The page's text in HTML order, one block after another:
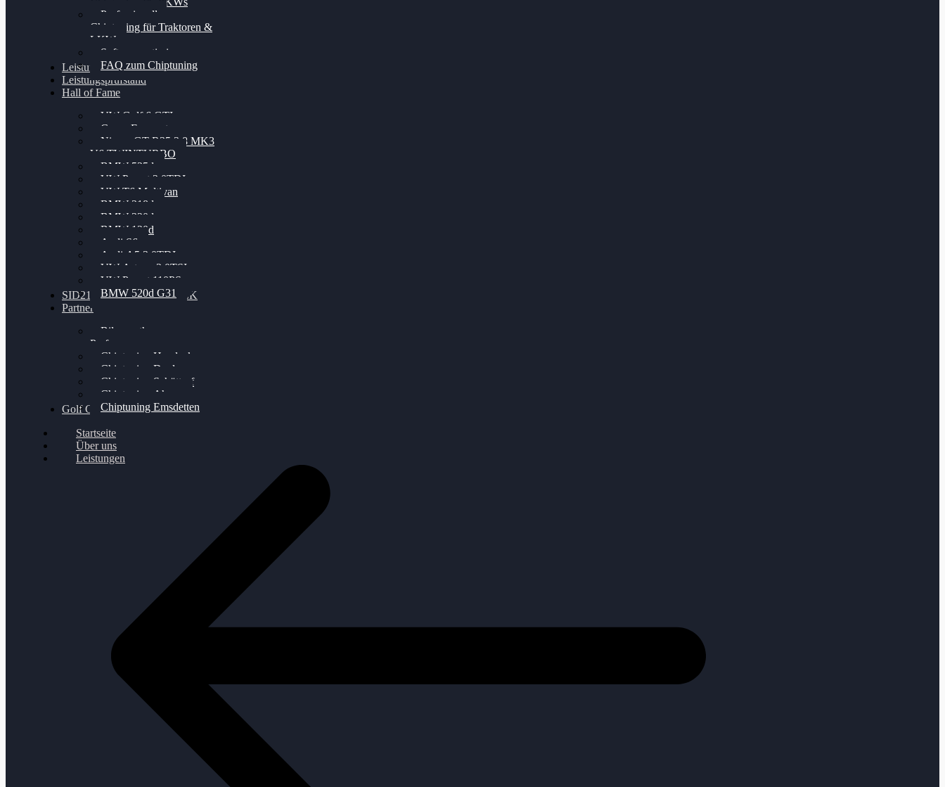
Professionelles
Chiptuning für Traktoren &
LKW
Softwareoptimierung
FAQ zum Chiptuning
Leistungsmessung
Leistungsprüfstand
Hall of Fame
VW Golf 6 GTI
Cupra Formentor
Nissan GT-R35 3.8 MK3
V6 TWINTURBO
BMW 525d
VW Passat 2.0TDI
VW T6 Multivan
BMW 318d
BMW 320d
BMW 120d
Audi S6
Audi A5 3.0TDI
VW Arteon 2.0TSI
VW Passat 110PS
BMW 520d G31
SID212 / 212EVO UNLOCK
Partner
Bilgenroth
Performance
Chiptuning Herzlacke
Chiptuning Duelmen
Chiptuning Schüttorf
Chiptuning Ahaus
Chiptuning Emsdetten
Golf Gewinnspiel
Startseite
Über uns
Leistungen